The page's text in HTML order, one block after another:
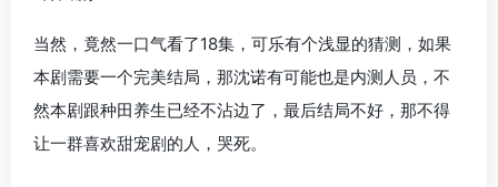
当然，竟然一口气看了18集，可乐有个浅显的猜测，如果
本剧需要一个完美结局，那沈诺有可能也是内测人员，不
然本剧跟种田养生已经不沾边了，最后结局不好，那不得
让一群喜欢甜宠剧的人，哭死。